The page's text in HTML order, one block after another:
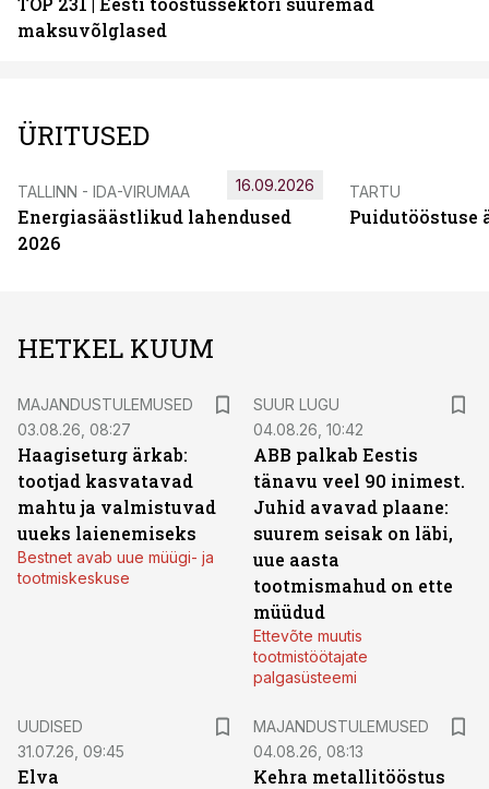
maksuvõlglased
ÜRITUSED
TALLINN - IDA-VIRUMAA
Energiasäästlikud lahendused
2026
16.09.2026 TARTU
Puidutööstuse
HETKEL KUUM
MAJANDUSTULEMUSED
03.08.26, 08:27
Haagiseturg ärkab:
tootjad kasvatavad
mahtu ja valmistuvad
uueks laienemiseks
Bestnet avab uue müügi- ja
tootmiskeskuse
SUUR LUGU
04.08.26, 10:42
ABB palkab Eestis
tänavu veel 90 inimest.
Juhid avavad plaane:
suurem seisak on läbi,
uue aasta
tootmismahud on ette
müüdud
Ettevõte muutis
tootmistöötajate
palgasüsteemi
UUDISED
31.07.26, 09:45
Elva
MAJANDUSTULEMUSED
04.08.26, 08:13
Kehra metallitööstus